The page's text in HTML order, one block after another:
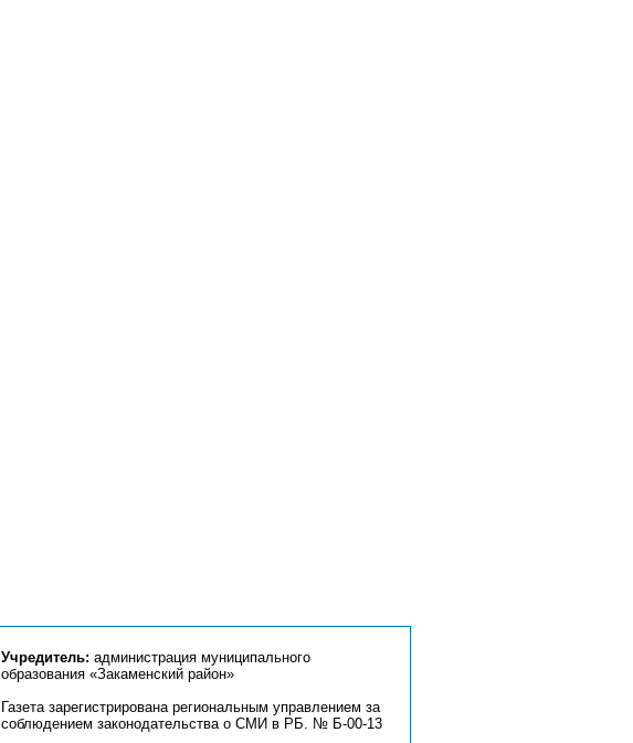
Учредитель: администрация муниципального
образования «Закаменский район»
Газета зарегистрирована региональным управлением за
соблюдением законодательства о СМИ в РБ. № Б-00-13